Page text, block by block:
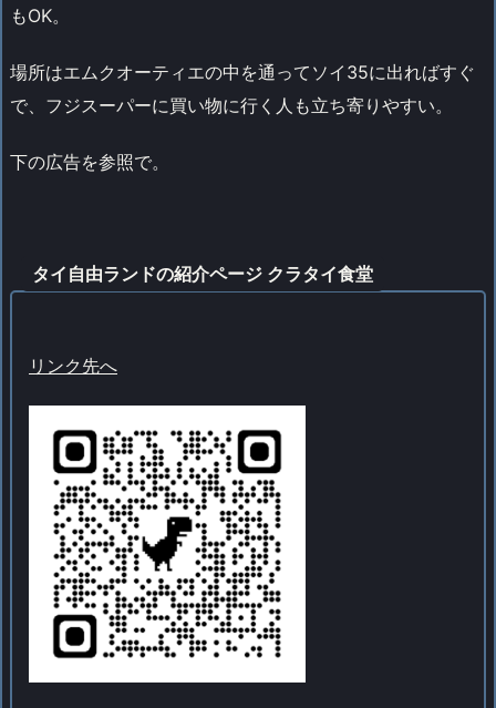
もOK。
場所はエムクオーティエの中を通ってソイ35に出ればすぐ
で、フジスーパーに買い物に行く人も立ち寄りやすい。
下の広告を参照で。
タイ自由ランドの紹介ページ クラタイ食堂
リンク先へ